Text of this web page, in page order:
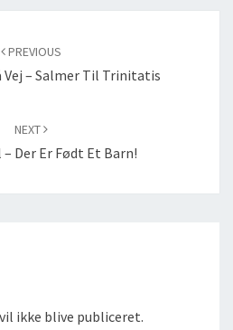
PREVIOUS
Vej – Salmer Til Trinitatis
NEXT
Der Er Født Et Barn!
ikke blive publiceret.